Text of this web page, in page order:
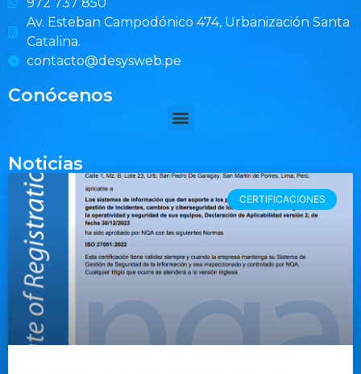
Av. Esteban Campodónico 474, Urbanización Santa
Catalina.
contacto@desysweb.pe
Conócenos
Noticias
CERTIFICACIONES